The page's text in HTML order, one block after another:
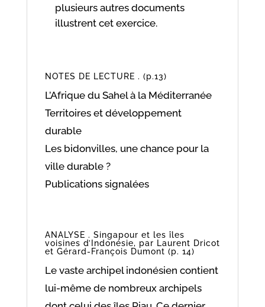
plusieurs autres documents
illustrent cet exercice.
NOTES DE LECTURE . (p.13)
L’Afrique du Sahel à la Méditerranée
Territoires et développement
durable
Les bidonvilles, une chance pour la
ville durable ?
Publications signalées
ANALYSE . Singapour et les îles
voisines d’Indonésie, par Laurent Dricot
et Gérard-François Dumont (p. 14)
Le vaste archipel indonésien contient
lui-même de nombreux archipels